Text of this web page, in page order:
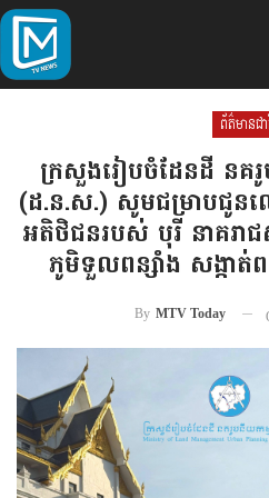
ព័ត៌មានជ
ក្រសួងរៀបចំដែនដី ន
(ដ.ន.ស.) សូមជម្រាបជូ
អតិថិជនរបស់ បុរី នាគរា
ភូមិទួលពន្សាំង​ សង្កាត់ព
By MTV Today